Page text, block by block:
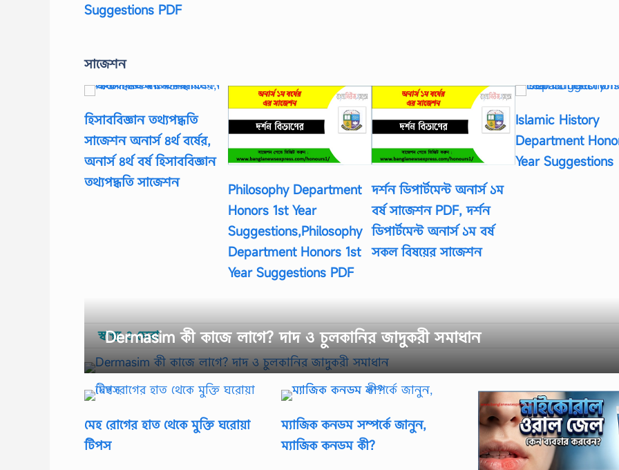
Suggestions PDF
সাজেশন
হিসাববিজ্ঞান তথ্যপদ্ধতি
সাজেশন অনার্স ৪র্থ বর্ষের,
অনার্স ৪র্থ বর্ষ হিসাববিজ্ঞান
তথ্যপদ্ধতি সাজেশন
Philosophy Department
Honors 1st Year
Suggestions,Philosophy
Department Honors 1st
Year Suggestions PDF
দর্শন ডিপার্টমেন্ট অনার্স ১ম
বর্ষ সাজেশন PDF, দর্শন
ডিপার্টমেন্ট অনার্স ১ম বর্ষ
সকল বিষয়ের সাজেশন
Islamic History
Department
Year Suggestions
স্বাস্থ্য ও সেবা
Dermasim কী কাজে লাগে? দাদ ও চুলকানির জাদুকরী সমাধান
মেহ রোগের হাত থেকে মুক্তি ঘরোয়া
টিপস
ম্যাজিক কনডম সম্পর্কে জানুন,
ম্যাজিক কনডম কী?